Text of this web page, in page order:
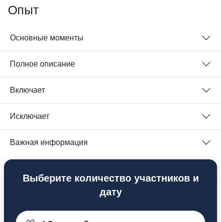
Опыт
Основные моменты
Полное описание
Включает
Исключает
Важная информация
Выберите количество участников и
дату